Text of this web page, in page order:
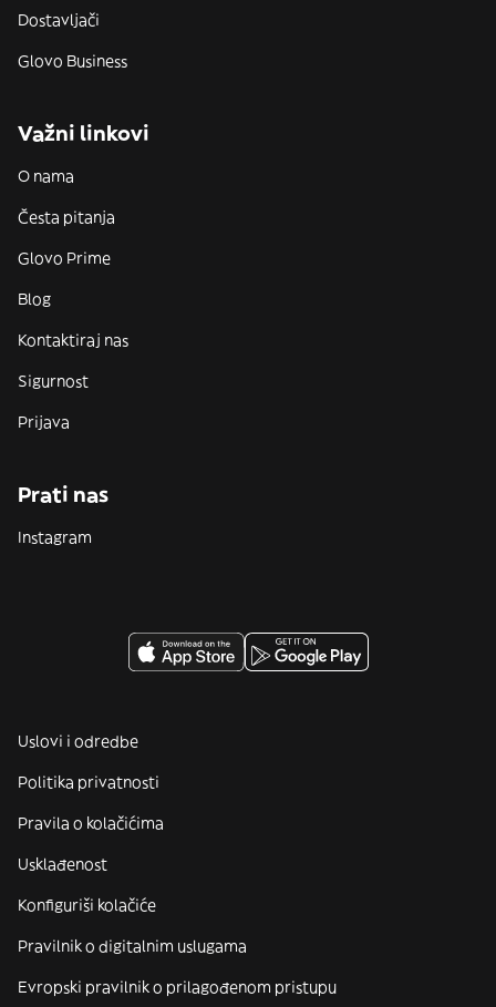
Dostavljači
Glovo Business
Važni linkovi
O nama
Česta pitanja
Glovo Prime
Blog
Kontaktiraj nas
Sigurnost
Prijava
Prati nas
Instagram
Uslovi i odredbe
Politika privatnosti
Pravila o kolačićima
Usklađenost
Konfiguriši kolačiće
Pravilnik o digitalnim uslugama
Evropski pravilnik o prilagođenom pristupu